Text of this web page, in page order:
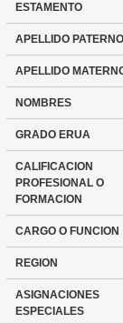
ESTAMENTO
APELLIDO PATERNO
APELLIDO
NOMBRES
GRADO ERUA
CALIFICACION
PROFESIONAL O
FORMACION
CARGO O FUNCION
REGION
ASIGNACIONES
ESPECIALES